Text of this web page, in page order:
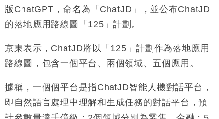
12:30
手
11:40
財經｜黑石傳再籌逾360億美元 支援Anthropic租用
10:57
財經｜美商務部擬擴大金屬關稅範圍 14類產品或加徵
25%
18:15
本地｜新世界K11 9月升級會員制度 增鉑金卡級別鎖
版ChatGPT，命名為「ChatJD」，並公布ChatJD
的落地應用路線圖「125」計劃。
京東表示，ChatJD將以「125」計劃作為落地應用
路線圖，包含一個平台、兩個領域、五個應用。
據稱，一個個平台是指ChatJD智能人機對話平台，
即自然語言處理中理解和生成任務的對話平台，預